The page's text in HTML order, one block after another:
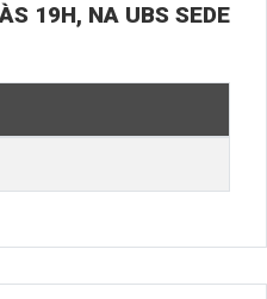
19H, NA UBS SEDE